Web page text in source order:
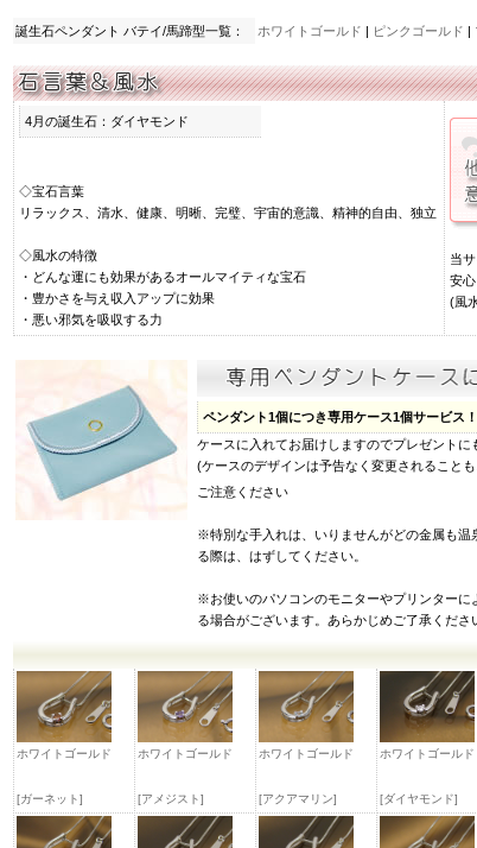
誕生石ペンダント バテイ/馬蹄型一覧： ホワイトゴールド | ピンクゴールド |
4月の誕生石：ダイヤモンド
◇宝石言葉
リラックス、清水、健康、明晰、完璧、宇宙的意識、精神的自由、独立
◇風水の特徴
・どんな運にも効果があるオールマイティな宝石
・豊かさを与え収入アップに効果
・悪い邪気を吸収する力
当
安
(風
ペンダント1個につき専用ケース1個サービス！
ケースに入れてお届けしますのでプレゼントに
(ケースのデザインは予告なく変更されること
ご注意ください
※特別な手入れは、いりませんがどの金属も
る際は、はずしてください。
※お使いのパソコンのモニターやプリンターに
る場合がございます。あらかじめご了承くださ
ホワイトゴールド
[ガーネット]
ホワイトゴールド
[アメジスト]
ホワイトゴールド
[アクアマリン]
ホワイトゴールド
[ダイヤモンド]